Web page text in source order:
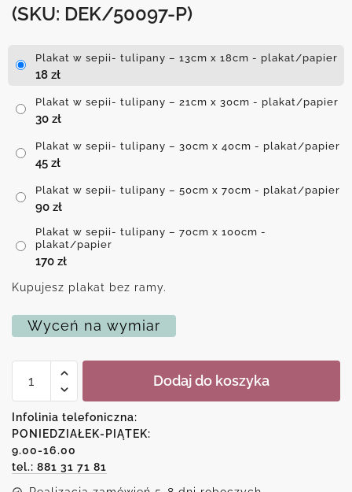
(SKU: DEK/50097-P)
Plakat w sepii- tulipany – 13cm x 18cm - plakat/papier
18 zł
Plakat w sepii- tulipany – 21cm x 30cm - plakat/papier
30 zł
Plakat w sepii- tulipany – 30cm x 40cm - plakat/papier
45 zł
Plakat w sepii- tulipany – 50cm x 70cm - plakat/papier
90 zł
Plakat w sepii- tulipany – 70cm x 100cm -
plakat/papier
170 zł
Kupujesz plakat bez ramy.
Wyceń na wymiar
Plakat
tulipany
Dodaj do koszyka
Infolinia telefoniczna:
PONIEDZIAŁEK-PIĄTEK:
9.00-16.00
tel.: 881 31 71 81